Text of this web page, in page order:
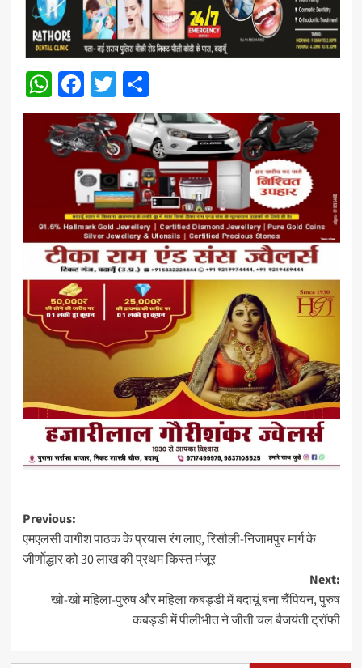
WhatsApp
Facebook
Twitter
Share
Post
navigation
Previous:
एमएलसी वागीश पाठक के प्रयास रंग लाए, रिसौली-निजामपुर मार्ग के
जीर्णोद्धार को 30 लाख की प्रथम किस्त मंजूर
Next:
खो-खो महिला-पुरुष और महिला कबड्डी में बदायूं बना चैंपियन, पुरुष
कबड्डी में पीलीभीत ने जीती चल बैजयंती ट्रॉफी